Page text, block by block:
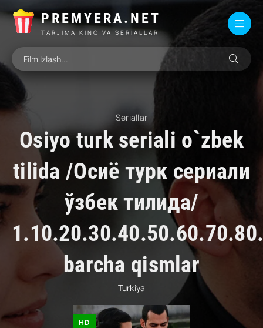
PREMYERA.NET
TARJIMA KINO VA SERIALLAR
Seriallar
Osiyo turk seriali o`zbek
tilida /Осиё турк сериали
ўзбек тилида/
barcha qismlar
Turkiya
HD